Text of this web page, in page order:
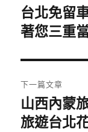
章
導
覽
上
一
文
章:
台北免留
著您三重
下一篇文章
下
一
山西內蒙
旅遊台北